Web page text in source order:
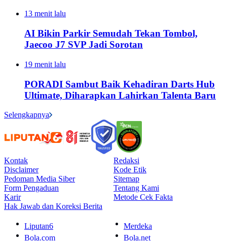
13 menit lalu
AI Bikin Parkir Semudah Tekan Tombol,
Jaecoo J7 SVP Jadi Sorotan
19 menit lalu
PORADI Sambut Baik Kehadiran Darts Hub
Ultimate, Diharapkan Lahirkan Talenta Baru
Selengkapnya
Kontak
Redaksi
Disclaimer
Kode Etik
Pedoman Media Siber
Sitemap
Form Pengaduan
Tentang Kami
Karir
Metode Cek Fakta
Hak Jawab dan Koreksi Berita
Liputan6
Merdeka
Bola.com
Bola.net